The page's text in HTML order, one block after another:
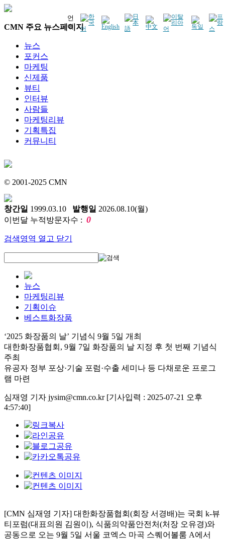
언
어
CMN 주요 뉴스페이지
뉴스
포커스
마케팅
신제품
뷰티
인터뷰
사람들
마케팅리뷰
기획특집
커뮤니티
© 2001-2025 CMN
창간일 1999.03.10 발행일 2026.08.10(월)
이번달 누적방문자수 : 0
검색영역 열고 닫기
뉴스
마케팅리뷰
기획이슈
베스트화장품
‘2025 화장품의 날’ 기념식 9월 5일 개최
대한화장품협회, 9월 7일 화장품의 날 지정 후 첫 번째 기념식
주최
유공자 정부 포상·기술 포럼·수출 세미나 등 다채로운 프로그
램 마련
심재영 기자 jysim@cmn.co.kr [기사입력 : 2025-07-21 오후
4:57:40]
[CMN 심재영 기자] 대한화장품협회(회장 서경배)는 국회 k-뷰
티포럼(대표의원 김원이), 식품의약품안전처(처장 오유경)와
공동으로 오는 9월 5일 서울 코엑스 마곡 스퀘어볼룸 A에서